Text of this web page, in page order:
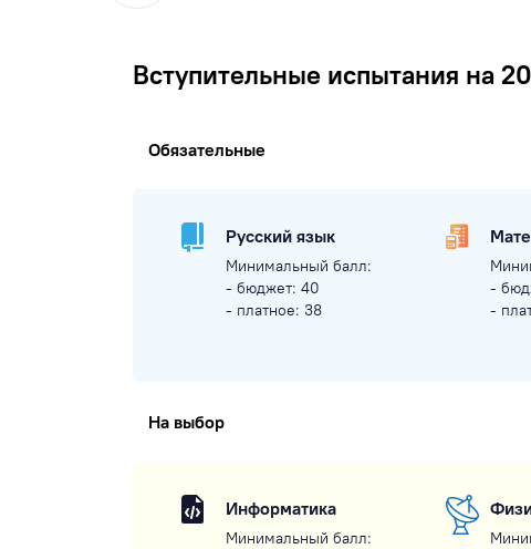
Вступительные испытания на
Обязательные
Русский язык
Минимальный балл:
- бюджет: 40
- платное: 38
-
-
На выбор
Информатика
Минимальный балл: